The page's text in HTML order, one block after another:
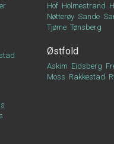
Hof Holmestrand
Nøtterøy Sande
Tjøme Tønsberg
Østfold
Askim Eidsberg
Moss Rakkestad